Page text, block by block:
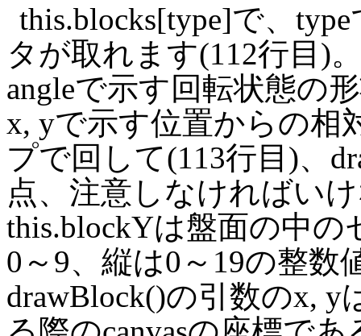
this.blocks[type]で、
タが取れます(112行目)
angleで示す回転状態の
x, yで示す位置からの相
プで回して(113行目)、
点、注意しなければい
this.blockYは盤面の中
0～9、縦は0～19の整数
drawBlock()の引数のx, y